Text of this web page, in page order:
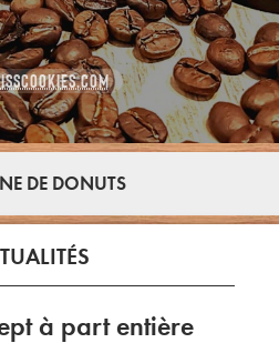
DE DONUTS
à part entière